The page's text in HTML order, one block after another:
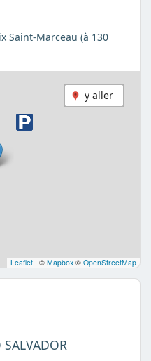
Saint-Marceau (à 130
y aller
Leaflet | © Mapbox © OpenStreetMap